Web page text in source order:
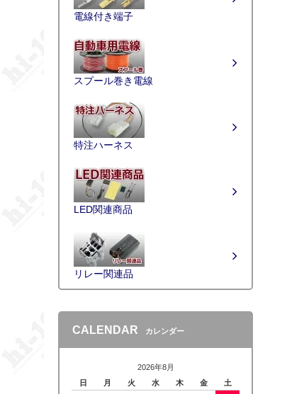
電線付き端子
スプール巻き電線
特注ハーネス
LED関連商品
リレー関連品
CALENDAR カレンダー
2026年8月
日
月 火 水 木 金
土